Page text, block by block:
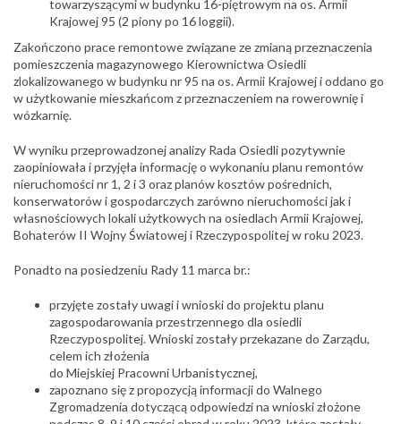
towarzyszącymi w budynku 16-piętrowym na os. Armii
Krajowej 95 (2 piony po 16 loggii).
Zakończono prace remontowe związane ze zmianą przeznaczenia
pomieszczenia magazynowego Kierownictwa Osiedli
zlokalizowanego w budynku nr 95 na os. Armii Krajowej i oddano go
w użytkowanie mieszkańcom z przeznaczeniem na rowerownię i
wózkarnię.
W wyniku przeprowadzonej analizy Rada Osiedli pozytywnie
zaopiniowała i przyjęła informację o wykonaniu planu remontów
nieruchomości nr 1, 2 i 3 oraz planów kosztów pośrednich,
konserwatorów i gospodarczych zarówno nieruchomości jak i
własnościowych lokali użytkowych na osiedlach Armii Krajowej,
Bohaterów II Wojny Światowej i Rzeczypospolitej w roku 2023.
Ponadto na posiedzeniu Rady 11 marca br.:
przyjęte zostały uwagi i wnioski do projektu planu
zagospodarowania przestrzennego dla osiedli
Rzeczypospolitej. Wnioski zostały przekazane do Zarządu,
celem ich złożenia
do Miejskiej Pracowni Urbanistycznej,
zapoznano się z propozycją informacji do Walnego
Zgromadzenia dotyczącą odpowiedzi na wnioski złożone